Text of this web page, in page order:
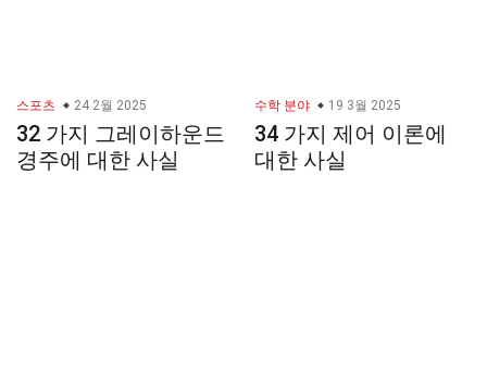
스포츠 24 2월 2025
32 가지 그레이하운드
경주에 대한 사실
수학 분야 19 3월 2025
34 가지 제어 이론에
대한 사실